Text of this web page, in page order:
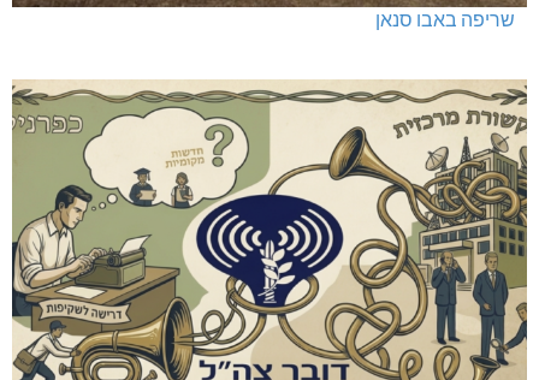
שריפה באבו סנאן